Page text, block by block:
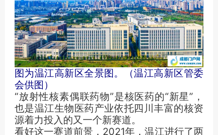
图为温江高新区全景图。（温江高新区管委
会供图）
“放射性核素偶联药物”是核医药的“新星”，
也是温江生物医药产业依托四川丰富的核资
源着力投入的又一个新赛道。
看好这一赛道前景，2021年，温江进行了两